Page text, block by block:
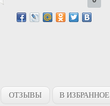
ОТЗЫВЫ В ИЗБРАННОЕ